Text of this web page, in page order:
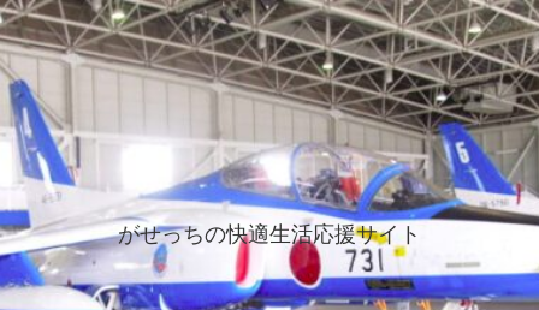
がせっちの快適生活応援サイト